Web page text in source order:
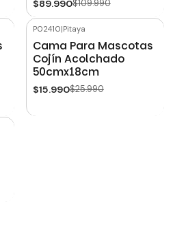
$89.990$109.990
P02410|Pitaya
Cama Para Mascotas
Cojín Acolchado
50cmx18cm
$15.990$25.990